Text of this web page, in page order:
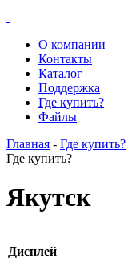
О компании
Контакты
Каталог
Поддержка
Где купить?
Файлы
Главная - Где купить?
Где купить?
Якутск
Дисплей